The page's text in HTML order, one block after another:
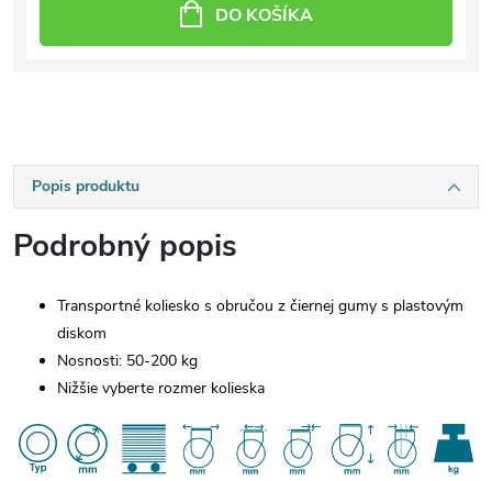
DO KOŠÍKA
Popis produktu
Podrobný popis
Transportné koliesko s obručou z čiernej gumy s plastovým
diskom
Nosnosti: 50-200 kg
Nižšie vyberte rozmer kolieska